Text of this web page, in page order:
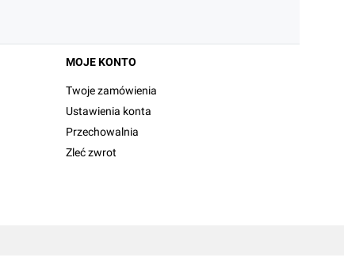
MOJE KONTO
Twoje zamówienia
Ustawienia konta
Przechowalnia
Zleć zwrot